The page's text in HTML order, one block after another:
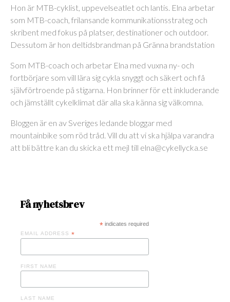
Hon är MTB-cyklist, uppevelseatlet och lantis. Elna arbetar
som MTB-coach, frilansande kommunikationsstrateg och
skribent med fokus på platser, destinationer och outdoor.
Dessutom är hon deltidsbrandman på Gränna brandstation
Som MTB-coach och arbetar Elna med vuxna ny- och
fortbörjare som vill lära sig cykla snyggt och säkert och få
självförtroende på stigarna. Hon brinner för ett inkluderande
och jämställt cykelklimat där alla ska känna sig välkomna.
Bloggen är en av Sveriges ledande bloggar med
mountainbike som röd tråd. Vill du att vi ska hjälpa varandra
att bli bättre kan du skicka ett mejl till elna@cykellycka.se
Få nyhetsbrev
*indicates required
EMAIL ADDRESS *
FIRST NAME
LAST NAME